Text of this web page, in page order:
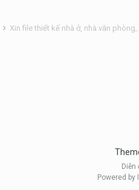
Xin file thiết kế nhà ở, nhà văn
Diễn
Powered